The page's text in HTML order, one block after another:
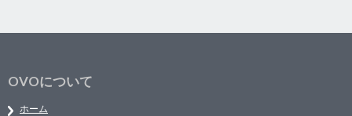
OVOについて
ホーム